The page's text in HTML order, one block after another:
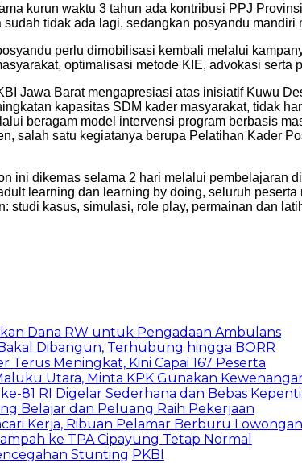
kurun waktu 3 tahun ada kontribusi PPJ
tidak ada lagi, sedangkan posyandu
perlu dimobilisasi kembali melalui
optimalisasi metode KIE, advokasi
Jawa Barat mengapresiasi atas inisiatif Kuwu
kapasitas SDM kader masyarakat, tidak
beragam model intervensi program berbasis
salah satu kegiatanya berupa Pelatihan Kader
ini dikemas selama 2 hari melalui pembelajaran
learning dan learning by doing, seluruh
studi kasus, simulasi, role play, permainan dan
Dana RW untuk Pengadaan Ambulans
Dibangun, Terhubung hingga BORR
Terus Meningkat, Kini Capai 167 Peserta
Utara, Minta KPK Gunakan
81 RI Digelar Sederhana dan Bebas
Belajar dan Peluang Raih Pekerjaan
Kerja, Ribuan Pelamar Berburu Lowongan
ke TPA Cipayung Tetap Normal
Stunting PKBI